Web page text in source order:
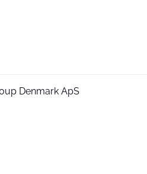
Denmark ApS